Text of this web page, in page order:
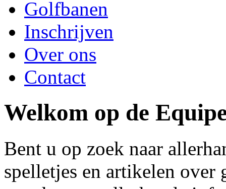
Golfbanen
Inschrijven
Over ons
Contact
Welkom op de
Bent u op zoek naar
spelletjes en artikelen